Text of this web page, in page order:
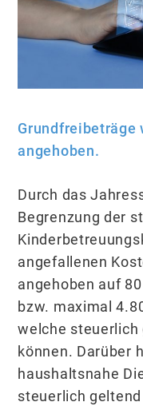
Grundfreibeträge
angehoben.
Durch das
Begrenzung der
angefallenen
angehoben auf
bzw. maximal
welche steuerlich
können. Darüber
haushaltsnahe
steuerlich